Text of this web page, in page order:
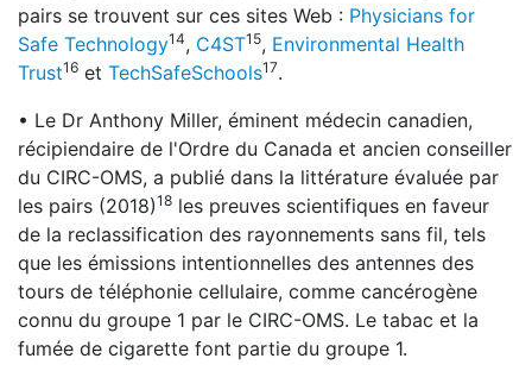
pairs se trouvent sur ces sites Web : Physicians for
Safe Technology14, C4ST15, Environmental Health
Trust16 et TechSafeSchools17.
• Le Dr Anthony Miller, éminent médecin canadien,
récipiendaire de l'Ordre du Canada et ancien conseiller
du CIRC-OMS, a publié dans la littérature évaluée par
les pairs (2018)18 les preuves scientifiques en faveur
de la reclassification des rayonnements sans fil, tels
que les émissions intentionnelles des antennes des
tours de téléphonie cellulaire, comme cancérogène
connu du groupe 1 par le CIRC-OMS. Le tabac et la
fumée de cigarette font partie du groupe 1.